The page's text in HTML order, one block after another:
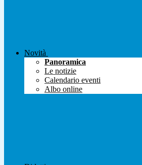
Novità
Panoramica
Le notizie
Calendario eventi
Albo online